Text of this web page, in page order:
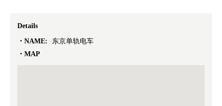
Details
NAME:
东京单轨电车
MAP